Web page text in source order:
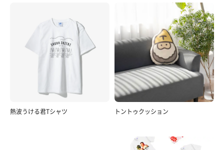
熱波うける君Tシャツ トントゥクッション